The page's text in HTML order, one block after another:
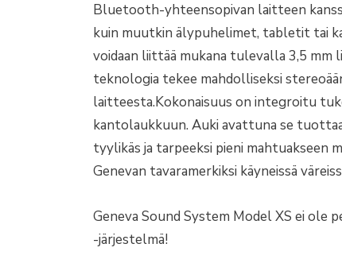
Bluetooth-yhteensopivan laitteen
kuin muutkin älypuhelimet, tabletit tai
voidaan liittää mukana tulevalla 3,5
teknologia tekee mahdolliseksi
laitteesta.Kokonaisuus on integroitu
kantolaukkuun. Auki avattuna se
tyylikäs ja tarpeeksi pieni mahtuakseen
Genevan tavaramerkiksi käyneissä
Geneva Sound System Model XS ei ole
-järjestelmä!